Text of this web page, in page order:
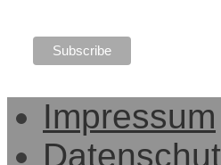
Impressum